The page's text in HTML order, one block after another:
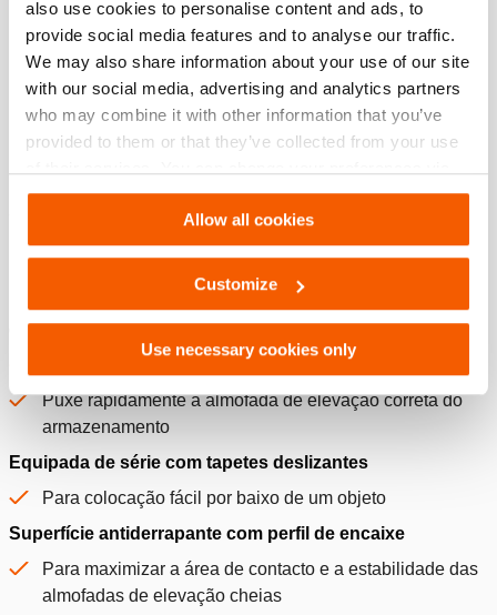
also use cookies to personalise content and ads, to
provide social media features and to analyse our traffic.
We may also share information about your use of our site
with our social media, advertising and analytics partners
who may combine it with other information that you’ve
provided to them or that they’ve collected from your use
Settings. See ourcookiestatement.
Allow all cookies
Customize
Use necessary cookies only
Technical Drawing HLB 11, HLB 16,
HLB 21, HLB 31, HLB 38
JPG 456.1 KB
Download
Características
capacidade
Puxe rapidamente a almofada de elevação correta do
armazenamento
Equipada de série com tapetes deslizantes
Para colocação fácil por baixo de um objeto
Superfície antiderrapante com perfil de encaixe
Para maximizar a área de contacto e a estabilidade das
almofadas de elevação cheias